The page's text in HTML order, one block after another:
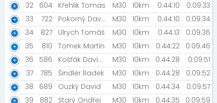
32
604 Křehlik Tomas M30 10km 0:44:10
0:09:33
33
722 Pokorný David [SOOB Spartak Rychnov nad Kněžnou] M30 10km 0:44:10
0:09:34
34
827 Ulrych Tomáš M30 10km 0:44:13
0:09:36
35
810 Tomek Martin M30 10km 0:44:22
0:09:46
36
586 Košťák David [MIZUNO VODIČ] M30 10km 0:44:28
0:09:51
37
785 Šindler Radek M30 10km 0:44:28
0:09:52
38
689 Ouzký David M30 10km 0:44:34
0:09:57
39
882 Starý Ondřej M30 10km 0:44:35
0:09:59